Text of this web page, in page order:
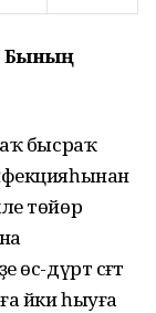
Бының
бысраҡ
төйөр
өс-дүрт сәғәт
йәки һыуға